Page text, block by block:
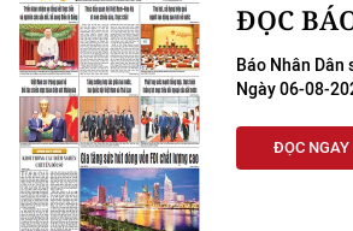
ĐỌC
Báo Nhân Dân
Ngày 06-08-
ĐỌC NGAY